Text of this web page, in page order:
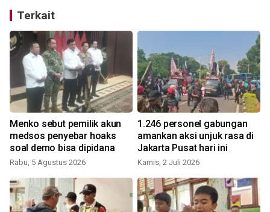
Terkait
Menko sebut pemilik akun
medsos penyebar hoaks
soal demo bisa dipidana
Rabu, 5 Agustus 2026
1.246 personel gabungan
amankan aksi unjuk rasa di
Jakarta Pusat hari ini
Kamis, 2 Juli 2026